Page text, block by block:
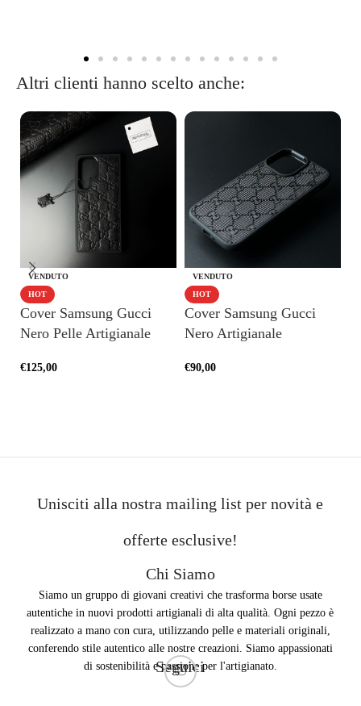
Altri clienti hanno scelto anche:
VENDUTO
HOT
Cover Samsung Gucci
Nero Pelle Artigianale
€125,00
VENDUTO
HOT
Cover Samsung Gucci
Nero Artigianale
€90,00
Unisciti alla nostra mailing list per novità e
offerte esclusive!
Chi Siamo
Siamo un gruppo di giovani creativi che trasforma borse usate
autentiche in nuovi prodotti artigianali di alta qualità. Ogni pezzo è
realizzato a mano con cura, utilizzando pelle e materiali originali,
conferendo stile autentico alle nostre creazioni. Siamo appassionati
di sostenibilità e passione per l'artigianato.
Seguici